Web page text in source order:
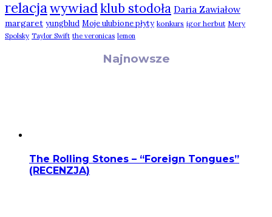
relacja wywiadklub stodoła Daria Zawiałow
margaret yungblud Moje ulubione płyty konkurs igor herbut Mery
Spolsky Taylor Swift the veronicas lemon
Najnowsze
The Rolling Stones – “Foreign Tongues”
(RECENZJA)